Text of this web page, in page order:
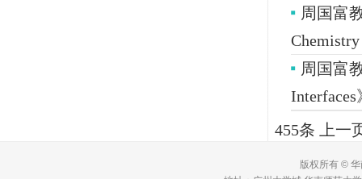
周国富
周国富
455条
上一
版权所有 ©